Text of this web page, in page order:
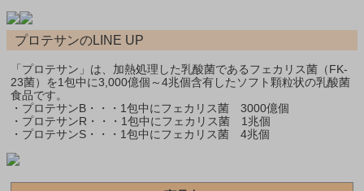
プロテサンのLINE UP
「プロテサン」は、加熱処理した乳酸菌であるフェカリス菌（FK-
23菌）を1包中に3,000億個～4兆個含有したソフト顆粒状の乳酸菌
食品です。
・プロテサンB・・・1包中にフェカリス菌 3000億個
・プロテサンR・・・1包中にフェカリス菌 1兆個
・プロテサンS・・・1包中にフェカリス菌 4兆個